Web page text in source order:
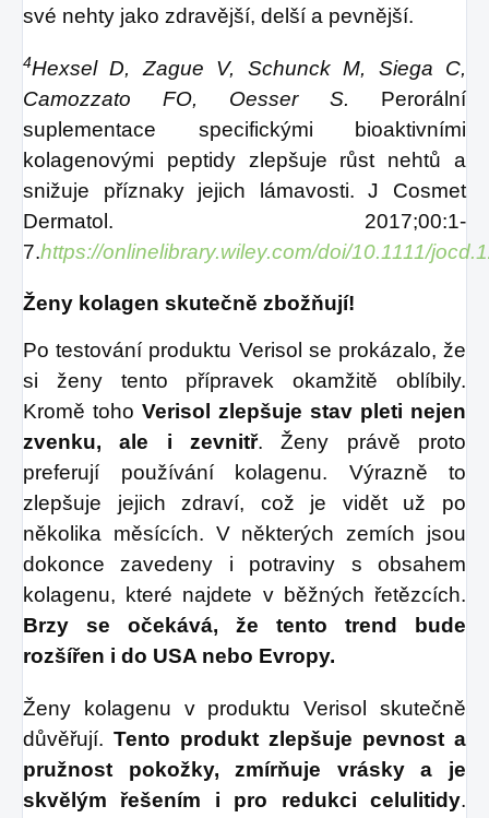
své nehty jako zdravější, delší a pevnější.
4Hexsel D, Zague V, Schunck M, Siega C,
Camozzato FO, Oesser S. Perorální
suplementace specifickými bioaktivními
kolagenovými peptidy zlepšuje růst nehtů a
snižuje příznaky jejich lámavosti. J Cosmet
Dermatol. 2017;00:1-
7.https://onlinelibrary.wiley.com/doi/10.1111/
Ženy kolagen skutečně zbožňují!
Po testování produktu Verisol se prokázalo, že
si ženy tento přípravek okamžitě oblíbily.
Kromě toho Verisol zlepšuje stav pleti nejen
zvenku, ale i zevnitř. Ženy právě proto
preferují používání kolagenu. Výrazně to
zlepšuje jejich zdraví, což je vidět už po
několika měsících. V některých zemích jsou
dokonce zavedeny i potraviny s obsahem
kolagenu, které najdete v běžných řetězcích.
Brzy se očekává, že tento trend bude
rozšířen i do USA nebo Evropy.
Ženy kolagenu v produktu Verisol skutečně
důvěřují. Tento produkt zlepšuje pevnost a
pružnost pokožky, zmírňuje vrásky a je
skvělým řešením i pro redukci celulitidy.